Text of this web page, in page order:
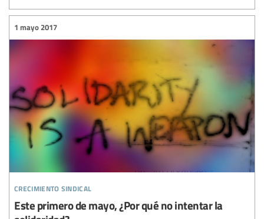
crecimiento sindical
1 mayo 2017
Este primero de mayo, ¿Por qué no intentar la